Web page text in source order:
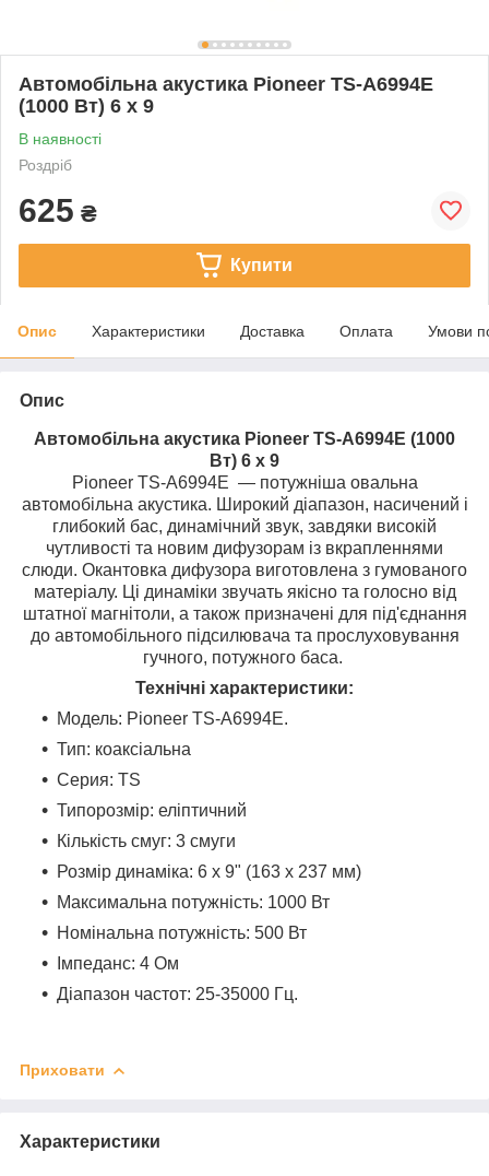
Автомобільна акустика Pioneer TS-A6994E
(1000 Вт) 6 х 9
В наявності
Роздріб
625 ₴
Купити
Опис Характеристики Доставка Оплата Умови
Опис
Автомобільна акустика Pioneer TS-A6994E (1000
Вт) 6 х 9
Pioneer TS-A6994E ― потужніша овальна
автомобільна акустика. Широкий діапазон, насичений і
глибокий бас, динамічний звук, завдяки високій
чутливості та новим дифузорам із вкрапленнями
слюди. Окантовка дифузора виготовлена з гумованого
матеріалу. Ці динаміки звучать якісно та голосно від
штатної магнітоли, а також призначені для під'єднання
до автомобільного підсилювача та прослуховування
гучного, потужного баса.
Технічні характеристики:
Модель: Pioneer TS-A6994E.
Тип: коаксіальна
Серия: TS
Типорозмір: еліптичний
Кількість смуг: 3 смуги
Розмір динаміка: 6 x 9" (163 x 237 мм)
Максимальна потужність: 1000 Вт
Номінальна потужність: 500 Вт
Імпеданс: 4 Ом
Діапазон частот: 25-35000 Гц.
Приховати
Характеристики